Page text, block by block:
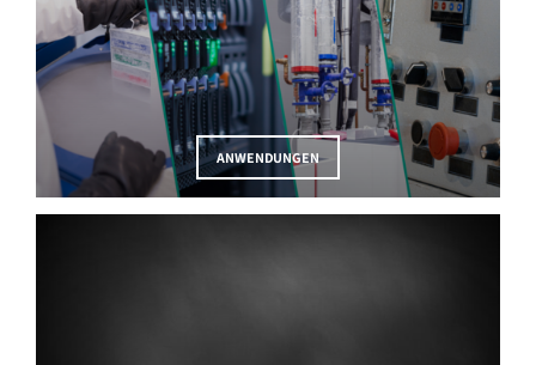
ANWENDUNGEN